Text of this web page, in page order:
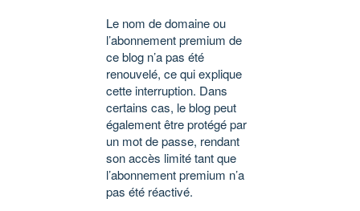
Le nom de domaine ou
l’abonnement premium de
ce blog n’a pas été
renouvelé, ce qui explique
cette interruption. Dans
certains cas, le blog peut
également être protégé par
un mot de passe, rendant
son accès limité tant que
l’abonnement premium n’a
pas été réactivé.